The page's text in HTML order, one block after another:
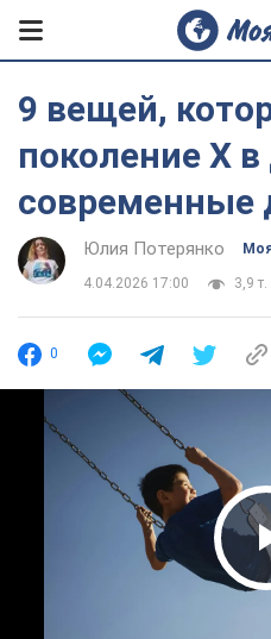
9 вещей,
поколение X в
современные
Юлия Потерянко
4.04.2026 17:00 3,9 т.
0